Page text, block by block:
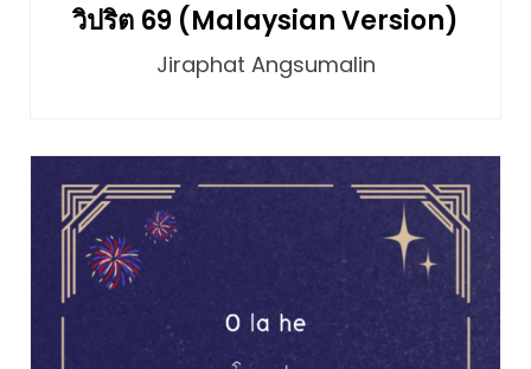
วิปริต 69 (Malaysian Version)
Jiraphat Angsumalin